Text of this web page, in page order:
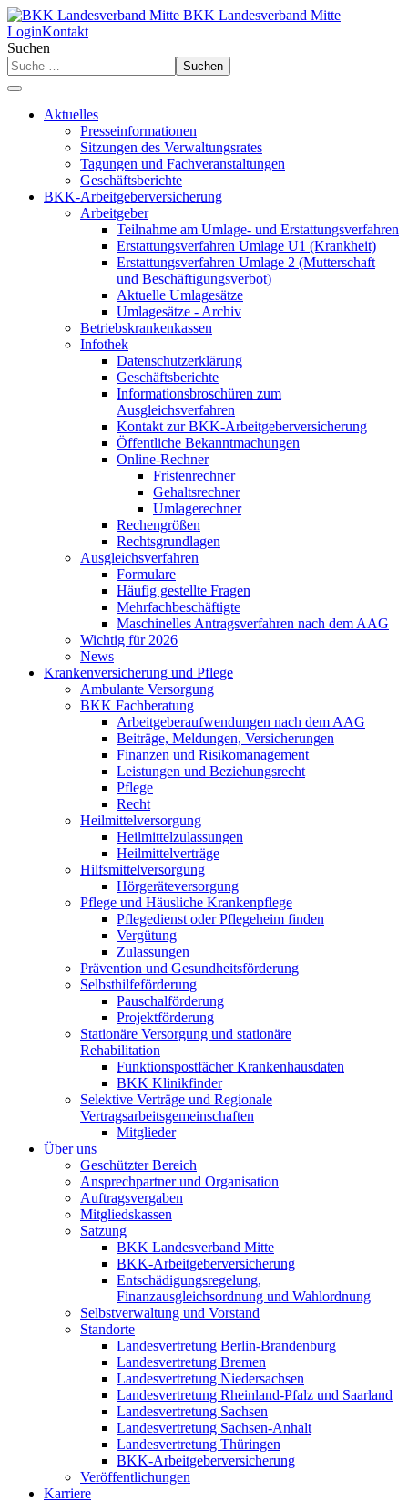
BKK Landesverband Mitte
LoginKontakt
Suchen
Suchen
Aktuelles
Presseinformationen
Sitzungen des Verwaltungsrates
Tagungen und Fachveranstaltungen
Geschäftsberichte
BKK-Arbeitgeberversicherung
Arbeitgeber
Teilnahme am Umlage- und Erstattungsverfahren
Erstattungsverfahren Umlage U1 (Krankheit)
Erstattungsverfahren Umlage 2 (Mutterschaft
und Beschäftigungsverbot)
Aktuelle Umlagesätze
Umlagesätze - Archiv
Betriebskrankenkassen
Infothek
Datenschutzerklärung
Geschäftsberichte
Informationsbroschüren zum
Ausgleichsverfahren
Kontakt zur BKK-Arbeitgeberversicherung
Öffentliche Bekanntmachungen
Online-Rechner
Fristenrechner
Gehaltsrechner
Umlagerechner
Rechengrößen
Rechtsgrundlagen
Ausgleichsverfahren
Formulare
Häufig gestellte Fragen
Mehrfachbeschäftigte
Maschinelles Antragsverfahren nach dem AAG
Wichtig für 2026
News
Krankenversicherung und Pflege
Ambulante Versorgung
BKK Fachberatung
Arbeitgeberaufwendungen nach dem AAG
Beiträge, Meldungen, Versicherungen
Finanzen und Risikomanagement
Leistungen und Beziehungsrecht
Pflege
Recht
Heilmittelversorgung
Heilmittelzulassungen
Heilmittelverträge
Hilfsmittelversorgung
Hörgeräteversorgung
Pflege und Häusliche Krankenpflege
Pflegedienst oder Pflegeheim finden
Vergütung
Zulassungen
Prävention und Gesundheitsförderung
Selbsthilfeförderung
Pauschalförderung
Projektförderung
Stationäre Versorgung und stationäre
Rehabilitation
Funktionspostfächer Krankenhausdaten
BKK Klinikfinder
Selektive Verträge und Regionale
Vertragsarbeitsgemeinschaften
Mitglieder
Über uns
Geschützter Bereich
Ansprechpartner und Organisation
Auftragsvergaben
Mitgliedskassen
Satzung
BKK Landesverband Mitte
BKK-Arbeitgeberversicherung
Entschädigungsregelung,
Finanzausgleichsordnung und Wahlordnung
Selbstverwaltung und Vorstand
Standorte
Landesvertretung Berlin-Brandenburg
Landesvertretung Bremen
Landesvertretung Niedersachsen
Landesvertretung Rheinland-Pfalz und Saarland
Landesvertretung Sachsen
Landesvertretung Sachsen-Anhalt
Landesvertretung Thüringen
BKK-Arbeitgeberversicherung
Veröffentlichungen
Karriere